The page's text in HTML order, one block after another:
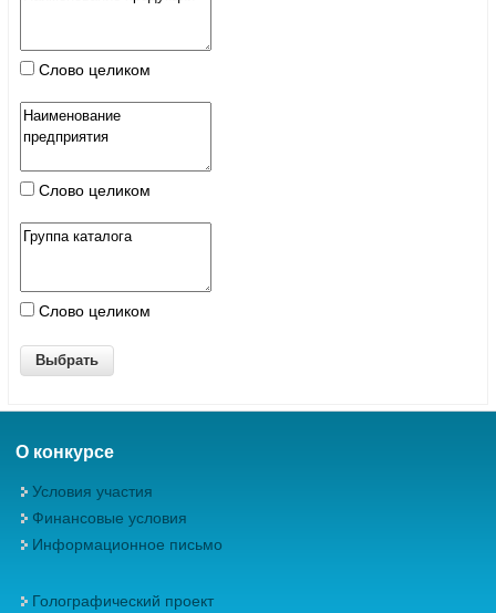
Слово целиком
Слово целиком
Слово целиком
О конкурсе
Условия участия
Финансовые условия
Информационное письмо
Голографический проект